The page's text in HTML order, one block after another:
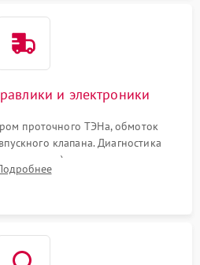
и электроники
проточного ТЭНа, обмоток
клапана. Диагностика
воды), датчика мутности,
модуля управления.